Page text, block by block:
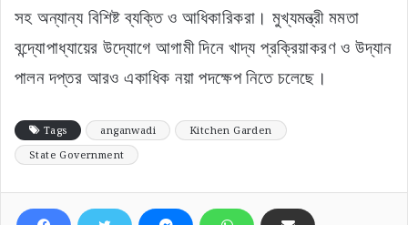
সহ অন্যান্য বিশিষ্ট ব্যক্তি ও আধিকারিকরা। মুখ্যমন্ত্রী মমতা
বন্দ্যোপাধ্যায়ের উদ্যোগে আগামী দিনে খাদ্য প্রক্রিয়াকরণ ও উদ্যান
পালন দপ্তর আরও একাধিক নয়া পদক্ষেপ নিতে চলেছে।
Tags anganwadi
Kitchen Garden
State Government